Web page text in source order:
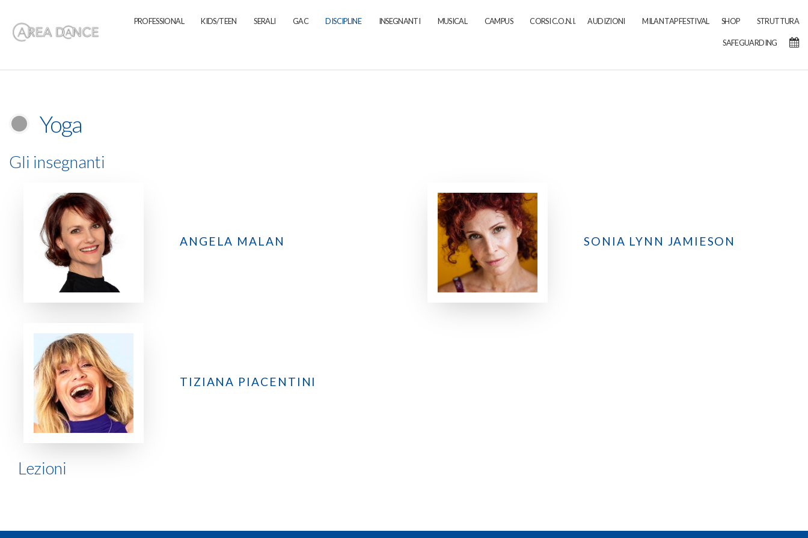
PROFESSIONAL KIDS/TEEN SERALI GAC DISCIPLINE INSEGNANTI MUSICAL CAMPUS CORSI C.O.N.I. AUDIZIONI MILAN TAP FESTIVAL SHOP STRUTTURA
SAFEGUARDING
Yoga
Gli insegnanti
ANGELA MALAN SONIA LYNN JAMIESON
TIZIANA PIACENTINI
Lezioni